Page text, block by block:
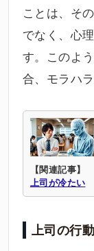
ことは、そ
でなく、心
す。このよ
合、モラハ
【関連記事】
上司が冷たい
上司の行